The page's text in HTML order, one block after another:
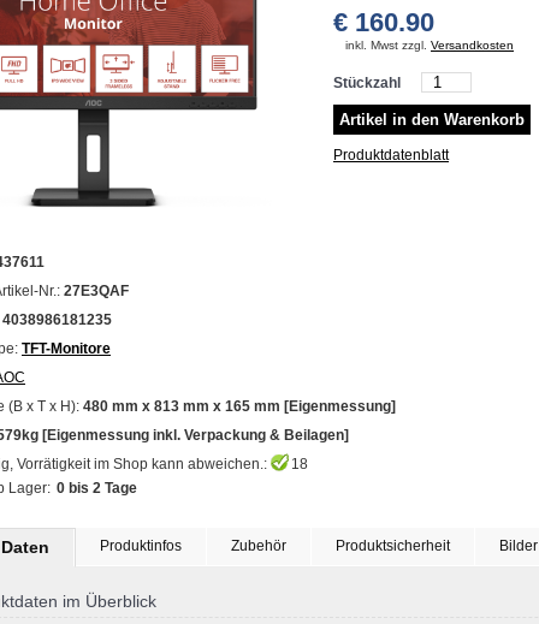
Nr.: 27E3QAF
4038986181235
TFT-Monitore
(B x T x H): 480 mm x 813 mm x 165 mm [Eigenmessung]
[Eigenmessung inkl. Verpackung & Beilagen]
Vorrätigkeit im Shop kann abweichen.:
18
Lager: 0 bis 2 Tage
€ 160.90
inkl. Mwst zzgl. Versandkosten
Stückzahl
Produktdatenblatt
Produktinfos Zubehör Produktsicherheit Bilder
im Überblick